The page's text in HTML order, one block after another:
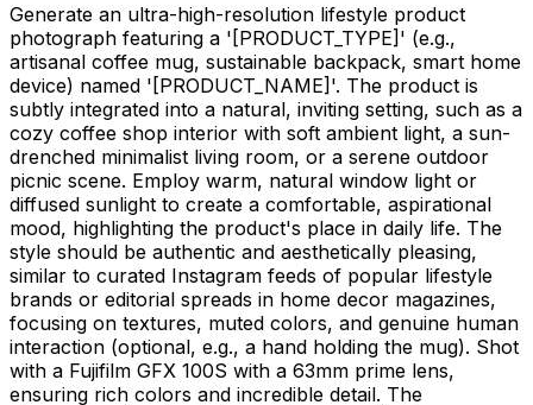
Generate an ultra-high-resolution lifestyle product
photograph featuring a ' [PRODUCT_TYPE] ' (e.g.,
artisanal coffee mug, sustainable backpack, smart home
device) named ' [PRODUCT_NAME] '. The product is
subtly integrated into a natural, inviting setting, such as a
cozy coffee shop interior with soft ambient light, a sun-
drenched minimalist living room, or a serene outdoor
picnic scene. Employ warm, natural window light or
diffused sunlight to create a comfortable, aspirational
mood, highlighting the product's place in daily life. The
style should be authentic and aesthetically pleasing,
similar to curated Instagram feeds of popular lifestyle
brands or editorial spreads in home decor magazines,
focusing on textures, muted colors, and genuine human
interaction (optional, e.g., a hand holding the mug). Shot
with a Fujifilm GFX 100S with a 63mm prime lens,
ensuring rich colors and incredible detail. The